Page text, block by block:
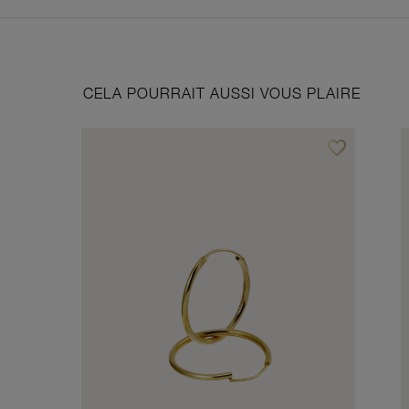
CELA POURRAIT AUSSI VOUS PLAIRE
favorite_borderAjouter à vos